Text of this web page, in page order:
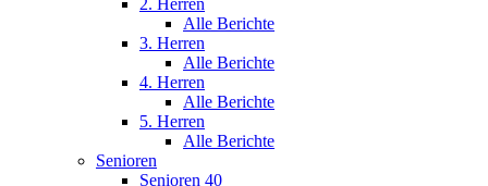
Alle Berichte
3. Herren
Alle Berichte
4. Herren
Alle Berichte
5. Herren
Alle Berichte
Senioren
Senioren 40